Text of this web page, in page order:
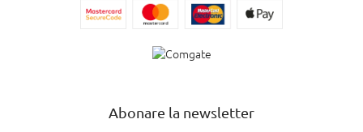
Abonare la newsletter